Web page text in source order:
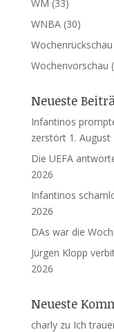
WM (33)
WNBA(30)
Wochenrückschau
Wochenvorschau
Neueste
Infantinos
zerstört 1. August
Die UEFA
2026
Infantinos
2026
DAs war die
Jürgen Klopp
2026
Neueste
charlyzu Ich